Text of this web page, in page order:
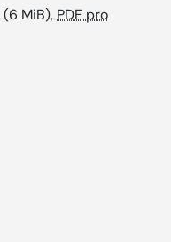
(6 MiB),PDF pro